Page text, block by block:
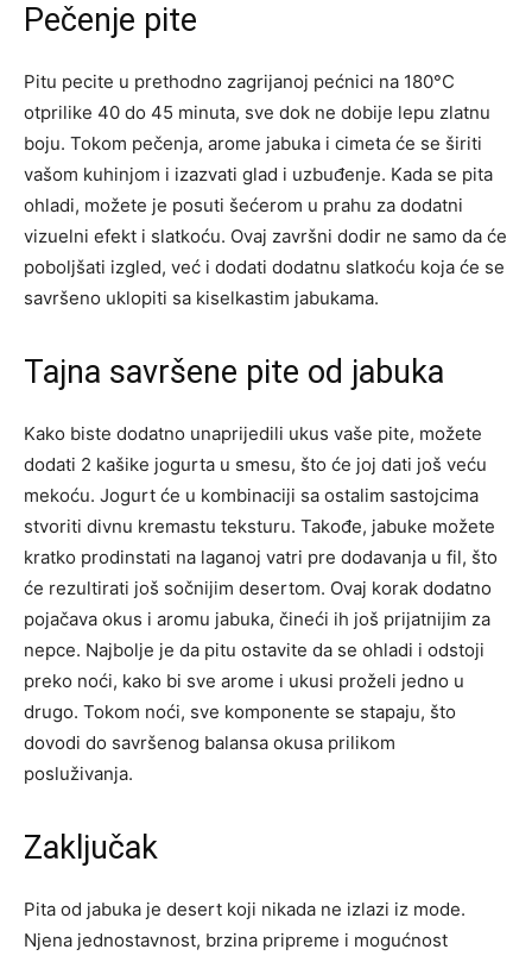
Pečenje pite
Pitu pecite u prethodno zagrijanoj pećnici na 180°C
otprilike 40 do 45 minuta, sve dok ne dobije lepu zlatnu
boju. Tokom pečenja, arome jabuka i cimeta će se širiti
vašom kuhinjom i izazvati glad i uzbuđenje. Kada se pita
ohladi, možete je posuti šećerom u prahu za dodatni
vizuelni efekt i slatkoću. Ovaj završni dodir ne samo da će
poboljšati izgled, već i dodati dodatnu slatkoću koja će se
savršeno uklopiti sa kiselkastim jabukama.
Tajna savršene pite od jabuka
Kako biste dodatno unaprijedili ukus vaše pite, možete
dodati 2 kašike jogurta u smesu, što će joj dati još veću
mekoću. Jogurt će u kombinaciji sa ostalim sastojcima
stvoriti divnu kremastu teksturu. Takođe, jabuke možete
kratko prodinstati na laganoj vatri pre dodavanja u fil, što
će rezultirati još sočnijim desertom. Ovaj korak dodatno
pojačava okus i aromu jabuka, čineći ih još prijatnijim za
nepce. Najbolje je da pitu ostavite da se ohladi i odstoji
preko noći, kako bi sve arome i ukusi proželi jedno u
drugo. Tokom noći, sve komponente se stapaju, što
dovodi do savršenog balansa okusa prilikom
posluživanja.
Zaključak
Pita od jabuka je desert koji nikada ne izlazi iz mode.
Njena jednostavnost, brzina pripreme i mogućnost